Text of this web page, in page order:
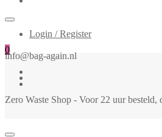
Login / Register
0
info@bag-again.nl
Zero Waste Shop - Voor 22 uur